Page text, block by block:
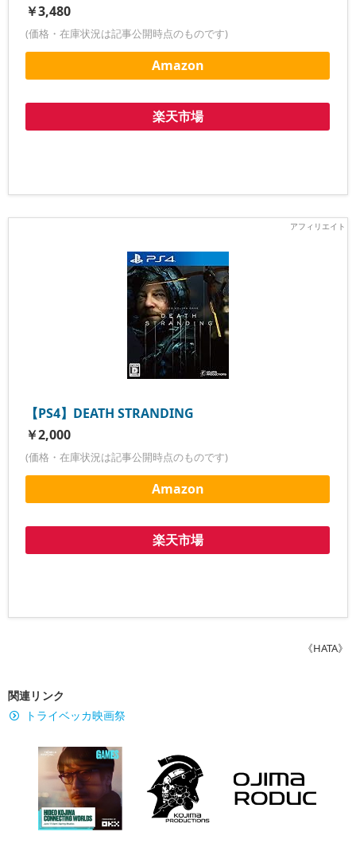
￥3,480
(価格・在庫状況は記事公開時点のものです)
Amazon
楽天市場
【PS4】DEATH STRANDING
￥2,000
(価格・在庫状況は記事公開時点のものです)
Amazon
楽天市場
《HATA》
関連リンク
トライベッカ映画祭